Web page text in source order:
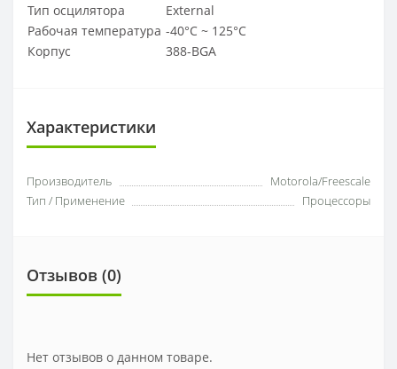
Тип осцилятора
External
Рабочая температура -40°C ~ 125°C
Корпус
388-BGA
Характеристики
Производитель
Motorola/Freescale
Тип / Применение
Процессоры
Отзывов (0)
Нет отзывов о данном товаре.